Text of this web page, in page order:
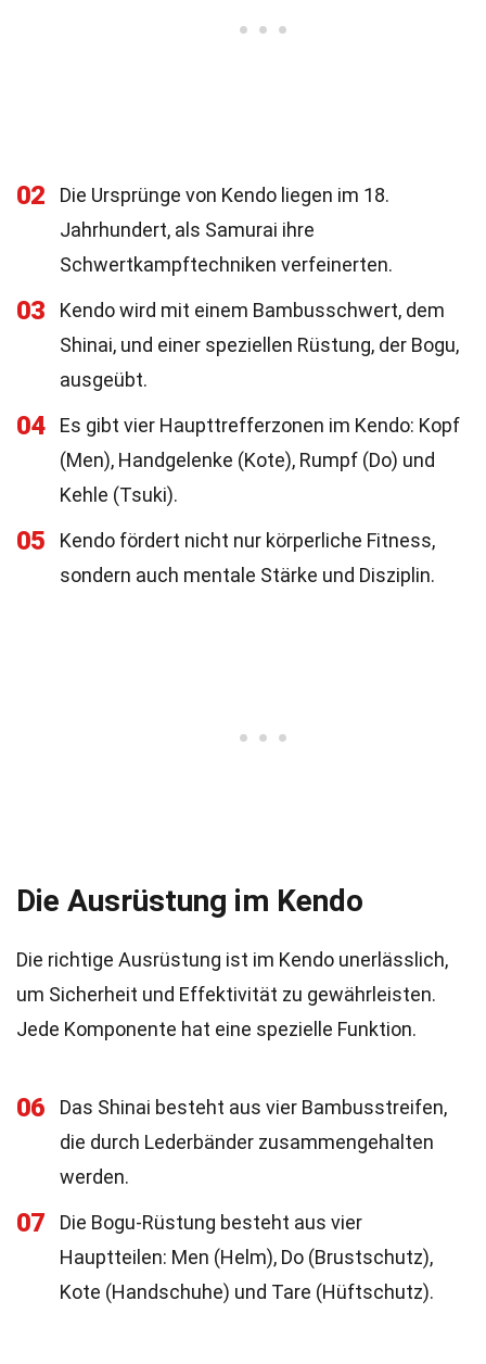
02
Die Ursprünge von Kendo liegen im 18.
Jahrhundert, als Samurai ihre
Schwertkampftechniken verfeinerten.
03
Kendo wird mit einem Bambusschwert, dem
Shinai, und einer speziellen Rüstung, der Bogu,
ausgeübt.
04
Es gibt vier Haupttrefferzonen im Kendo: Kopf
(Men), Handgelenke (Kote), Rumpf (Do) und
Kehle (Tsuki).
05
Kendo fördert nicht nur körperliche Fitness,
sondern auch mentale Stärke und Disziplin.
Die Ausrüstung im Kendo
Die richtige Ausrüstung ist im Kendo unerlässlich,
um Sicherheit und Effektivität zu gewährleisten.
Jede Komponente hat eine spezielle Funktion.
06
Das Shinai besteht aus vier Bambusstreifen,
die durch Lederbänder zusammengehalten
werden.
07
Die Bogu-Rüstung besteht aus vier
Hauptteilen: Men (Helm), Do (Brustschutz),
Kote (Handschuhe) und Tare (Hüftschutz).